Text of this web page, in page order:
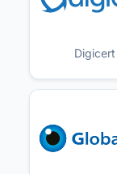
Digicert